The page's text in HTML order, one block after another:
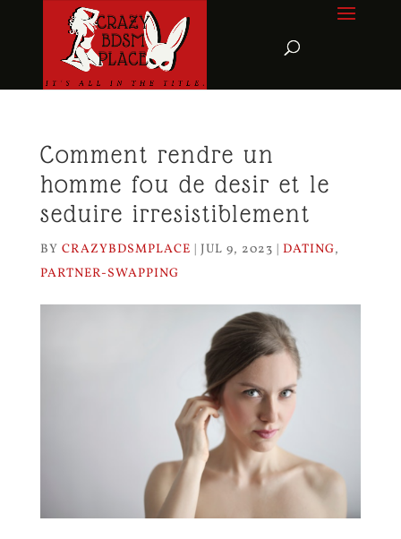
Comment rendre un
homme fou de desir et le
seduire irresistiblement
BY CRAZYBDSMPLACE | JUL 9, 2023 | DATING,
PARTNER-SWAPPING